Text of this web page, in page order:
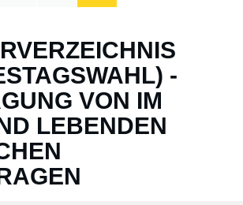
-
VON IM
LEBENDEN